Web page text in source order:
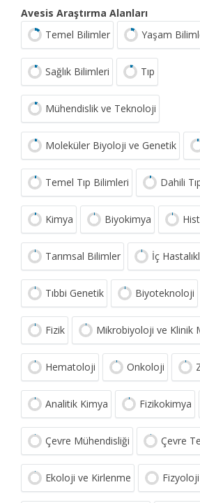
Avesis Araştırma Alanları
Temel Bilimler
Yaşam
Sağlık Bilimleri Tıp
Mühendislik ve Teknoloji
Moleküler Biyoloji ve Genetik
Temel Tıp Bilimleri Dahili
Kimya Biyokimya
Tarımsal Bilimler İç
Tıbbi Genetik Biyoteknoloji
Fizik Mikrobiyoloji ve Klinik
Hematoloji Onkoloji
Analitik Kimya Fizikokimya
Çevre Mühendisliği Çevre
Ekoloji ve Kirlenme Fizyoloji